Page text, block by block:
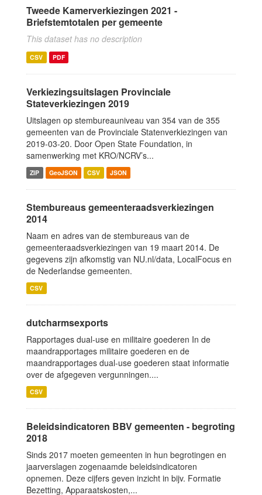
Tweede Kamerverkiezingen 2021 -
Briefstemtotalen per gemeente
This dataset has no description
CSV PDF
Verkiezingsuitslagen Provinciale
Stateverkiezingen 2019
Uitslagen op stembureauniveau van 354 van de 355
gemeenten van de Provinciale Statenverkiezingen van
2019-03-20. Door Open State Foundation, in
samenwerking met KRO/NCRV’s...
ZIP GeoJSON CSV JSON
Stembureaus gemeenteraadsverkiezingen
2014
Naam en adres van de stembureaus van de
gemeenteraadsverkiezingen van 19 maart 2014. De
gegevens zijn afkomstig van NU.nl/data, LocalFocus en
de Nederlandse gemeenten.
CSV
dutcharmsexports
Rapportages dual-use en militaire goederen In de
maandrapportages militaire goederen en de
maandrapportages dual-use goederen staat informatie
over de afgegeven vergunningen....
CSV
Beleidsindicatoren BBV gemeenten - begroting
2018
Sinds 2017 moeten gemeenten in hun begrotingen en
jaarverslagen zogenaamde beleidsindicatoren
opnemen. Deze cijfers geven inzicht in bijv. Formatie
Bezetting, Apparaatskosten,...